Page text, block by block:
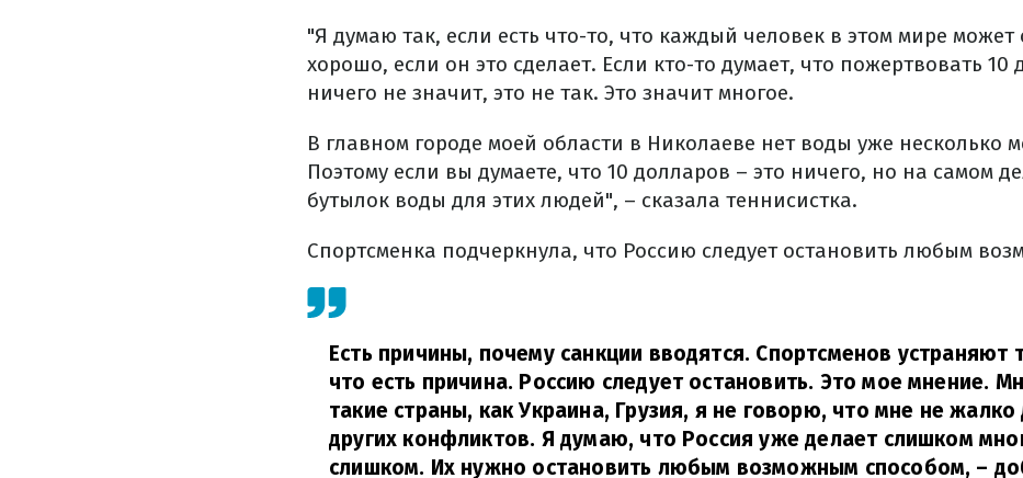
"Я думаю так, если есть что-то, что каждый человек в этом мире может
хорошо, если он это сделает. Если кто-то думает, что пожертвовать 10
ничего не значит, это не так. Это значит многое.
В главном городе моей области в Николаеве нет воды уже несколько
Поэтому если вы думаете, что 10 долларов – это ничего, но на самом
бутылок воды для этих людей", – сказала теннисистка.
Спортсменка подчеркнула, что Россию следует остановить любым
Есть причины, почему санкции вводятся. Спортсменов устраняют
что есть причина. Россию следует остановить. Это мое мнение.
такие страны, как Украина, Грузия, я не говорю, что мне не жалко
других конфликтов. Я думаю, что Россия уже делает слишком
слишком. Их нужно остановить любым возможным способом, –